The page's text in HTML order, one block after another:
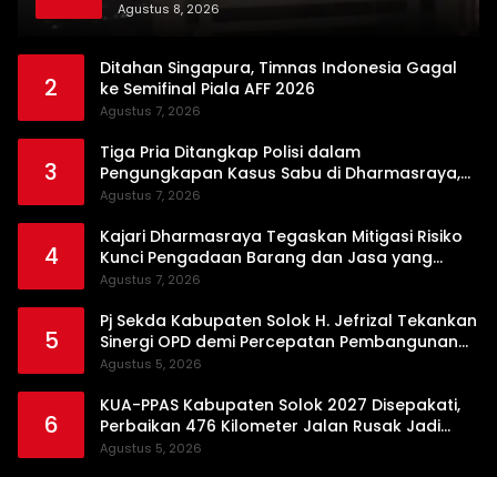
Dikerahkan
Agustus 8, 2026
2
Ditahan Singapura, Timnas Indonesia Gagal
ke Semifinal Piala AFF 2026
Agustus 7, 2026
3
Tiga Pria Ditangkap Polisi dalam
Pengungkapan Kasus Sabu di Dharmasraya,
Timbangan Digital hingga Bong Disita
Agustus 7, 2026
4
Kajari Dharmasraya Tegaskan Mitigasi Risiko
Kunci Pengadaan Barang dan Jasa yang
Bersih
Agustus 7, 2026
5
Pj Sekda Kabupaten Solok H. Jefrizal Tekankan
Sinergi OPD demi Percepatan Pembangunan
Daerah
Agustus 5, 2026
6
KUA-PPAS Kabupaten Solok 2027 Disepakati,
Perbaikan 476 Kilometer Jalan Rusak Jadi
Prioritas
Agustus 5, 2026